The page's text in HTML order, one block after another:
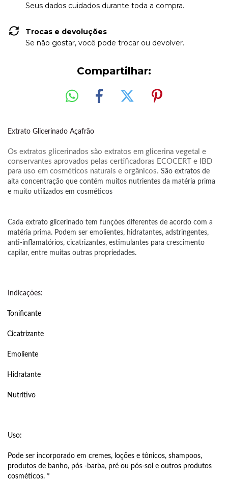
Seus dados cuidados durante toda a compra.
Trocas e devoluções
Se não gostar, você pode trocar ou devolver.
Compartilhar:
Extrato Glicerinado Açafrão
Os extratos glicerinados são extratos em glicerina vegetal e
conservantes aprovados pelas certificadoras ECOCERT e IBD
para uso em cosméticos naturais e orgânicos. São extratos de
alta concentração que contém muitos nutrientes da matéria prima
e muito utilizados em cosméticos
Cada extrato glicerinado tem funções diferentes de acordo com a
matéria prima. Podem ser emolientes, hidratantes, adstringentes,
anti-inflamatórios, cicatrizantes, estimulantes para crescimento
capilar, entre muitas outras propriedades.
Indicações:
Tonificante
Cicatrizante
Emoliente
Hidratante
Nutritivo
Uso:
Pode ser incorporado em cremes, loções e tônicos, shampoos,
produtos de banho, pós -barba, pré ou pós-sol e outros produtos
cosméticos. *